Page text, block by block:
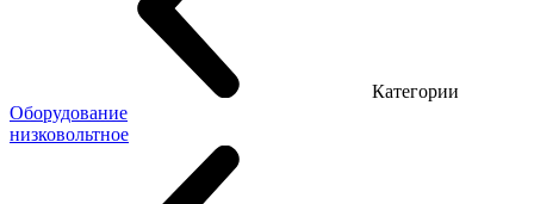
Категории
Оборудование
низковольтное